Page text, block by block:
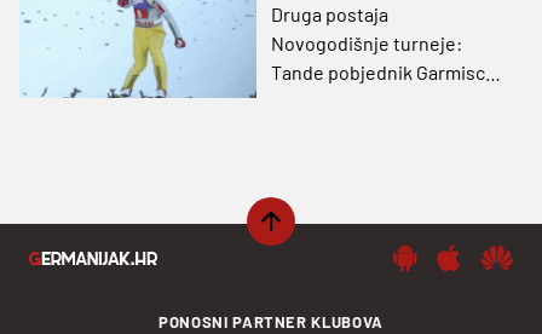
Druga postaja
Novogodišnje turneje:
Tande pobjednik Garmisch-
PONOSNI PARTNER KLUBOVA